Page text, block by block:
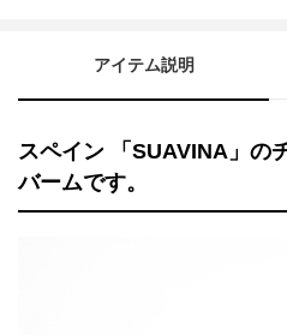
アイテム説明
スペイン 「SUAVINA」の
バームです。